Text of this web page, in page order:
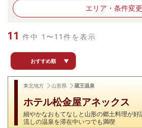
エリア・ 条件変更
11 件中 1〜11件を表示
おすすめ順 ▼
東北地方 山形県 蔵王温泉
ホテル松金屋アネックス
細やかなおもてなしと山形の郷土料理が
流しの温泉を滞在中いつでも満喫